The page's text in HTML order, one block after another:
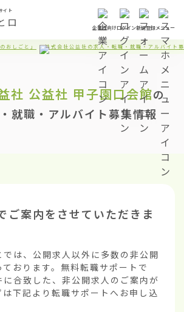
イト
企業様向けログイン新規登録メニュー
おしごと」 株式会社公益社の求人・転職・就職・アルバイト
社 公益社 甲子園口会館の
就職・アルバイト募集情報
ご案内をさせていただきま
は、公開求人以外に多数の非公開
おります。無料転職サポートで
に合致した、非公開求人のご案内が
下記より転職サポートへお申し込